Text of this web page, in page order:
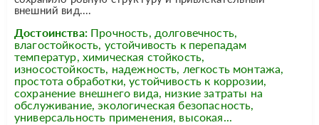
внешний вид....
Достоинства: Прочность, долговечность,
влагостойкость, устойчивость к перепадам
температур, химическая стойкость,
износостойкость, надежность, легкость монтажа,
простота обработки, устойчивость к коррозии,
сохранение внешнего вида, низкие затраты на
обслуживание, экологическая безопасность,
универсальность применения, высокая...